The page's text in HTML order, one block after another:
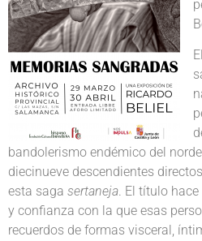
bandolerismo endémico del
diecinueve descendientes
esta saga sertaneja. El título
y confianza con la que esas
recuerdos de formas visceral,